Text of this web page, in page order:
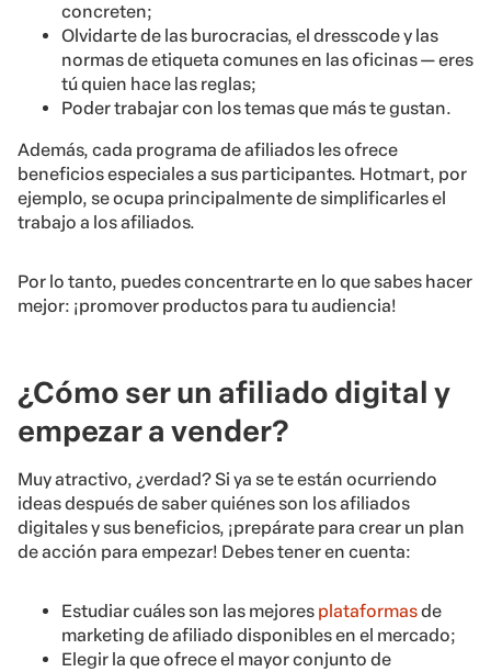
concreten;
Olvidarte de las burocracias, el dresscode y las
normas de etiqueta comunes en las oficinas — eres
tú quien hace las reglas;
Poder trabajar con los temas que más te gustan.
Además, cada programa de afiliados les ofrece
beneficios especiales a sus participantes. Hotmart, por
ejemplo, se ocupa principalmente de simplificarles el
trabajo a los afiliados.
Por lo tanto, puedes concentrarte en lo que sabes hacer
mejor: ¡promover productos para tu audiencia!
¿Cómo ser un afiliado digital y
empezar a vender?
Muy atractivo, ¿verdad? Si ya se te están ocurriendo
ideas después de saber quiénes son los afiliados
digitales y sus beneficios, ¡prepárate para crear un plan
de acción para empezar! Debes tener en cuenta:
Estudiar cuáles son las mejores plataformasde
marketing de afiliado disponibles en el mercado;
Elegir la que ofrece el mayor conjunto de